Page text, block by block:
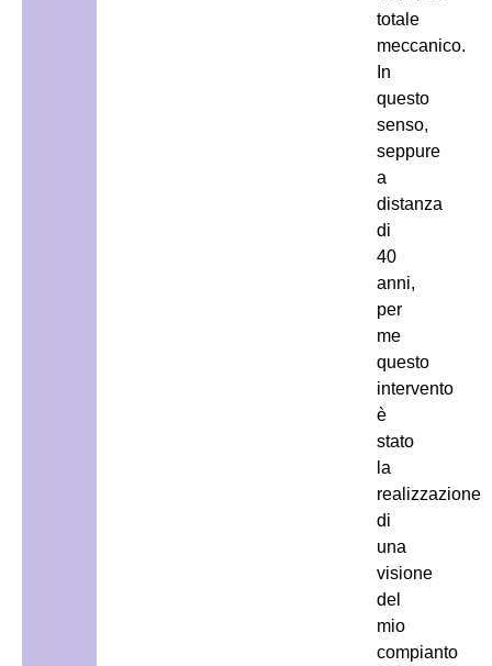
totale
meccanico.
In
questo
senso,
seppure
a
distanza
di
40
anni,
per
me
questo
intervento
è
stato
la
realizzazione
di
una
visione
del
mio
compianto